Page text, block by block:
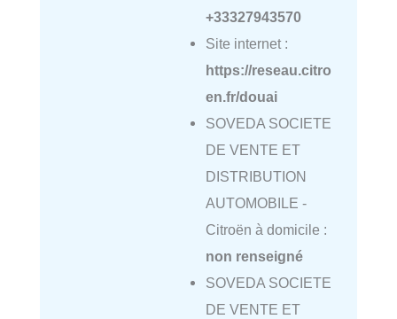
+33327943570
Site internet :
https://reseau.citro
en.fr/douai
SOVEDA SOCIETE
DE VENTE ET
DISTRIBUTION
AUTOMOBILE -
Citroën à domicile :
non renseigné
SOVEDA SOCIETE
DE VENTE ET